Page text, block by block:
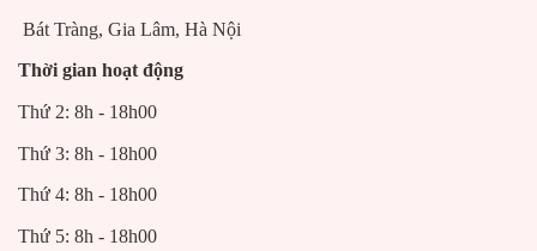
Bát Tràng, Gia Lâm, Hà Nội
Thời gian hoạt động
Thứ 2: 8h - 18h00
Thứ 3: 8h - 18h00
Thứ 4: 8h - 18h00
Thứ 5: 8h - 18h00